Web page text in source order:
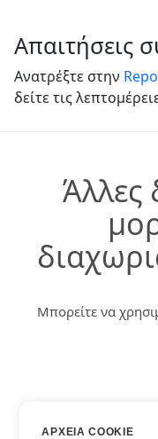
Απαιτήσεις
Ανατρέξτε στην
δείτε τις
Άλλες
Μπορείτε να
ΑΡΧΕΊΑ COOKIE